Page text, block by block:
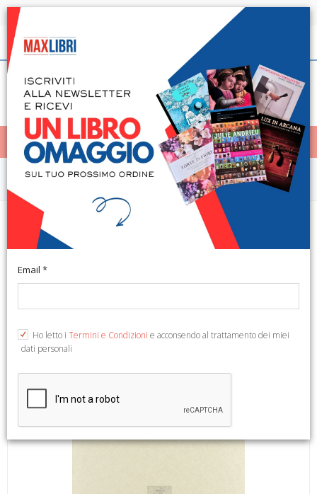
Spedizione in 24h per tutti i libri disponibili
Italiano
< Home
MENÙ
Tra presente e passato. Scritti vari
di economia
Email *
Ho letto i Termini e Condizioni e acconsendo al trattamento dei miei
dati personali